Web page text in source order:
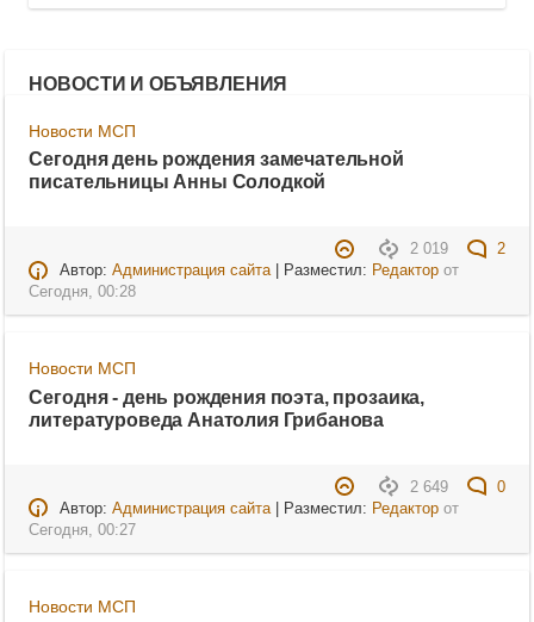
НОВОСТИ И ОБЪЯВЛЕНИЯ
Новости МСП
Сегодня день рождения замечательной
писательницы Анны Солодкой
2 019
2
Автор: Администрация сайта| Разместил: Редакторот
Сегодня, 00:28
Новости МСП
Сегодня - день рождения поэта, прозаика,
литературоведа Анатолия Грибанова
2 649
0
Автор: Администрация сайта| Разместил: Редакторот
Сегодня, 00:27
Новости МСП